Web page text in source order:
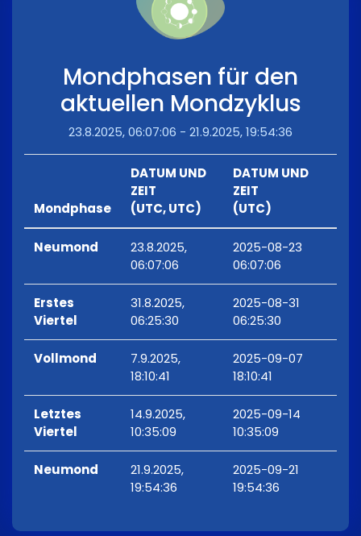
Mondphasen für den
aktuellen Mondzyklus
23.8.2025, 06:07:06 - 21.9.2025, 19:54:36
Mondphase
DATUM UND
ZEIT
(UTC, UTC)
DATUM UND
ZEIT
(UTC)
Neumond
23.8.2025,
06:07:06
2025-08-23
06:07:06
Erstes
Viertel
31.8.2025,
06:25:30
2025-08-31
06:25:30
Vollmond
7.9.2025,
18:10:41
2025-09-07
18:10:41
Letztes
Viertel
14.9.2025,
10:35:09
2025-09-14
10:35:09
Neumond
21.9.2025,
19:54:36
2025-09-21
19:54:36